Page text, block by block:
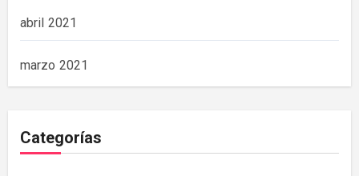
abril 2021
marzo 2021
Categorías